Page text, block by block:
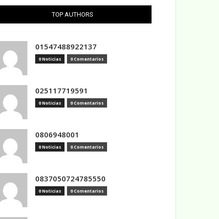
TOP AUTHORS
01547488922137
0 Noticias 0 Comentarios
025117719591
0 Noticias 0 Comentarios
0806948001
0 Noticias 0 Comentarios
0837050724785550
0 Noticias 0 Comentarios